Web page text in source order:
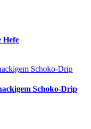
Hefe
Schoko-Drip